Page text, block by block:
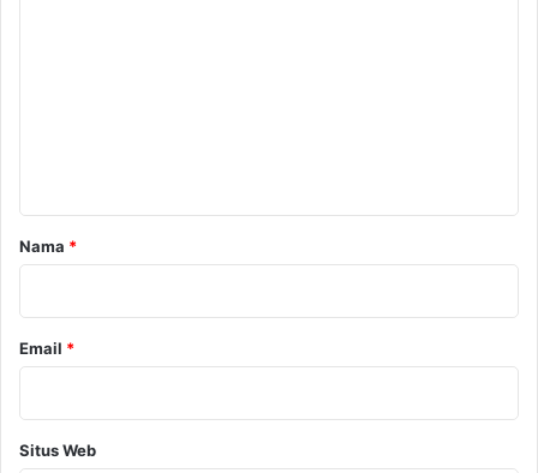
a
g
T
r
p
rNama *
Email *
Situs Web